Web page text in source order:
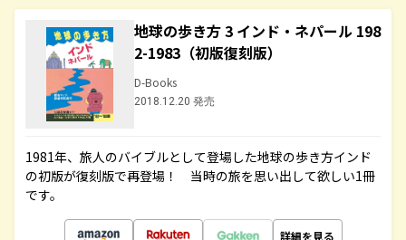
地球の歩き方 3 インド・ネパール 198
2-1983（初版復刻版）
D-Books
2018.12.20 発売
1981年、旅人のバイブルとして登場した地球の歩き方インド
の初版が復刻版で再登場！ 当時の旅を思い出して欲しい1冊
です。
詳細を見る